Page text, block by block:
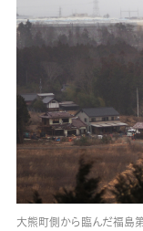
大熊町側から臨んだ福島